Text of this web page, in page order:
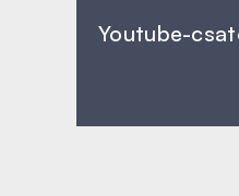
Youtube-